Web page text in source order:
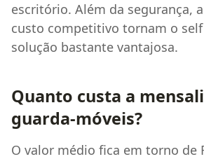
escritório. Além da segurança,
custo competitivo tornam o
solução bastante vantajosa.
Quanto custa a
guarda-móveis?
O valor médio fica em torno de